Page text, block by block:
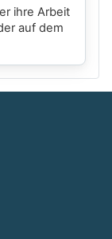
ihre Arbeit
auf dem